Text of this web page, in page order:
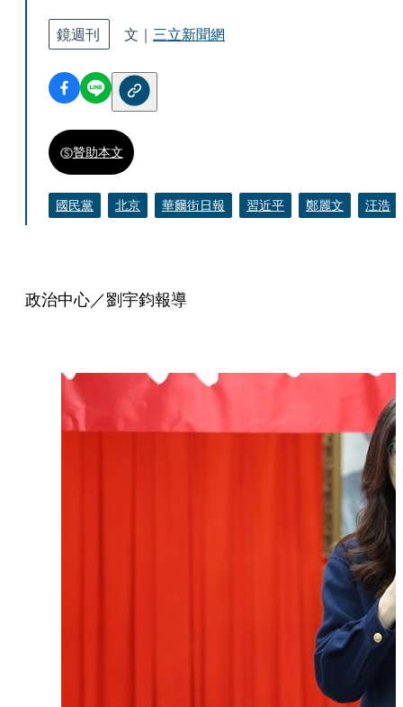
鏡週刊 文｜ 三立新聞網
贊助本文
國民黨 北京 華爾街日報 習近平 鄭麗文 汪浩
政治中心／劉宇鈞報導